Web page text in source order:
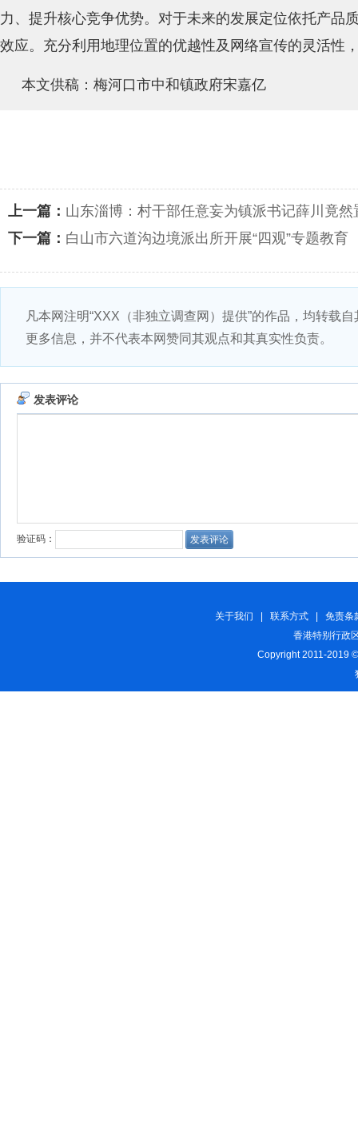
力、提升核心竞争优势。对于未来的发展定位依托产品
效应。充分利用地理位置的优越性及网络宣传的灵活性
本文供稿：梅河口市中和镇政府宋嘉亿
上一篇： 山东淄博：村干部任意妄为镇派书记薛川竟然
下一篇： 白山市六道沟边境派出所开展“四观”专题教育
凡本网注明“XXX（非独立调查网）提供”的作品，均转载
更多信息，并不代表本网赞同其观点和其真实性负责。
关于我们 联系方式
免责条
香港特别行政
Copyright 2011-2019